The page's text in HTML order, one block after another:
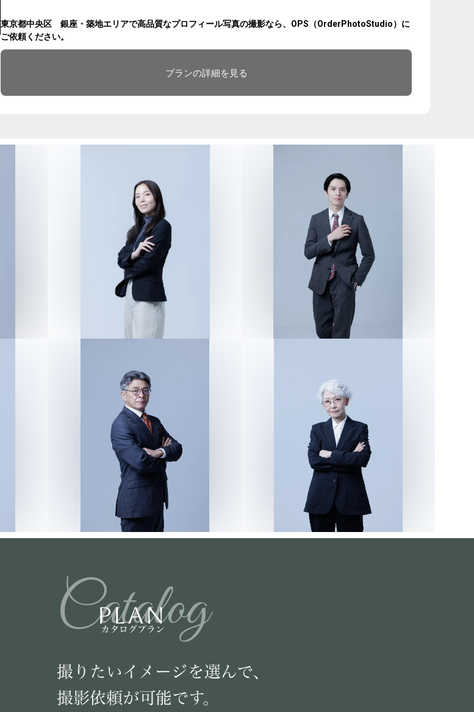
東京都中央区 銀座・築地エリアで高品質なプロフィール写真の撮影なら、OPS（OrderPhotoStudio）に
ご依頼ください。
プランの詳細を見る
Catalog
PLAN
カタログプラン
撮りたいイメージを選んで、
撮影依頼が可能です。